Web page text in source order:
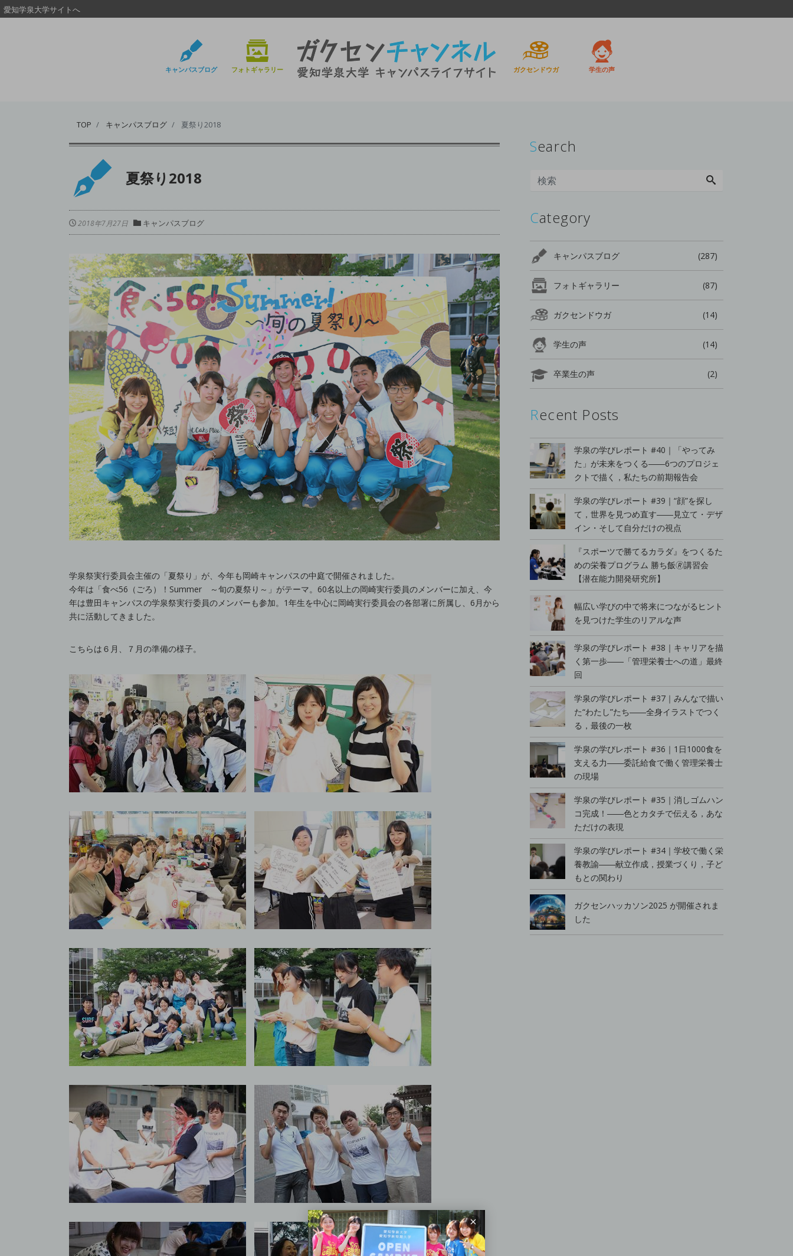
愛知学泉大学サイトへ
キャンパスブログ フォトギャラリー ガクセンドウガ 学生の声
TOP キャンパスブログ 夏祭り2018
夏祭り2018
2018年7月27日 キャンパスブログ
学泉祭実行委員会主催の「夏祭り」が、今年も岡崎キャンパスの中庭で開催されました。
今年は「食べ56（ごろ）！Summer ～旬の夏祭り～」がテーマ。60名以上の岡崎実行委員のメンバーに加え、今
年は豊田キャンパスの学泉祭実行委員のメンバーも参加。1年生を中心に岡崎実行委員会の各部署に所属し、6月から
共に活動してきました。
こちらは６月、７月の準備の様子。
Search
Category
キャンパスブログ (287)
フォトギャラリー (87)
ガクセンドウガ (14)
学生の声 (14)
卒業生の声 (2)
Recent Posts
学泉の学びレポート #40｜「やってみ
た」が未来をつくる――6つのプロジェ
クトで描く，私たちの前期報告会
学泉の学びレポート #39｜“顔”を探し
て，世界を見つめ直す――見立て・デザ
イン・そして自分だけの視点
『スポーツで勝てるカラダ』をつくるた
めの栄養プログラム 勝ち飯🄬講習会
【潜在能力開発研究所】
幅広い学びの中で将来につながるヒント
を見つけた学生のリアルな声
学泉の学びレポート #38｜キャリアを描
く第一歩――「管理栄養士への道」最終
回
学泉の学びレポート #37｜みんなで描い
た“わたし”たち――全身イラストでつく
る，最後の一枚
学泉の学びレポート #36｜1日1000食を
支える力――委託給食で働く管理栄養士
の現場
学泉の学びレポート #35｜消しゴムハン
コ完成！――色とカタチで伝える，あな
ただけの表現
学泉の学びレポート #34｜学校で働く栄
養教諭――献立作成，授業づくり，子ど
もとの関わり
ガクセンハッカソン2025 が開催されま
した